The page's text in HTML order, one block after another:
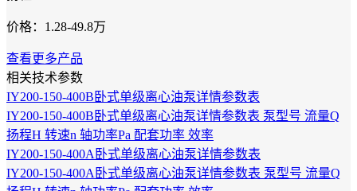
价格：1.28-49.8万
查看更多产品
相关技术参数
IY200-150-400B卧式单级离心油泵详情参数表
IY200-150-400B卧式单级离心油泵详情参数表 泵型号 流量Q
扬程H 转速n 轴功率Pa 配套功率 效率
IY200-150-400A卧式单级离心油泵详情参数表
IY200-150-400A卧式单级离心油泵详情参数表 泵型号 流量Q